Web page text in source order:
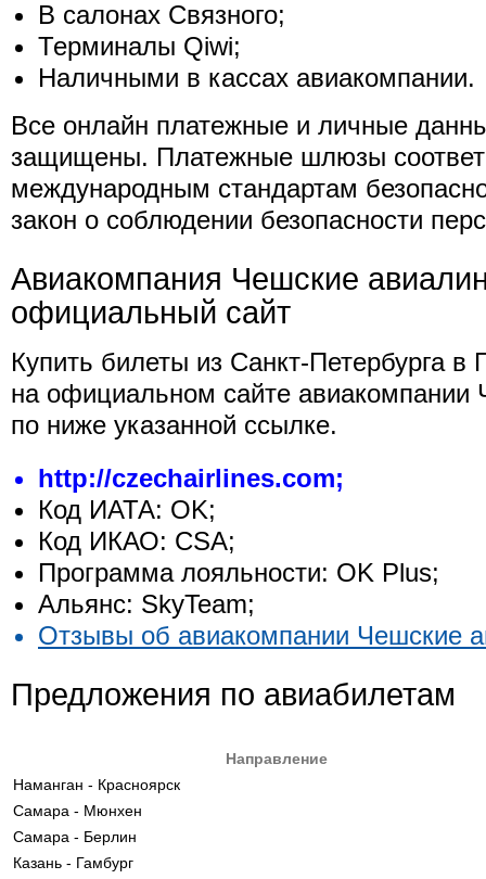
В салонах Связного;
Терминалы Qiwi;
Наличными в кассах авиакомпании.
Все онлайн платежные и личные
защищены. Платежные шлюзы
международным стандартам
закон о соблюдении безопасности
Авиакомпания Чешские
официальный сайт
Купить билеты из Санкт-Петербурга в
на официальном сайте авиакомпании
по ниже указанной ссылке.
http://czechairlines.com;
Код ИАТА: OK;
Код ИКАО: CSA;
Программа лояльности: OK Plus;
Альянс: SkyTeam;
Отзывы об авиакомпании Чешские
Предложения по авиабилетам
Направление
Наманган - Красноярск
Самара - Мюнхен
Самара - Берлин
Казань - Гамбург